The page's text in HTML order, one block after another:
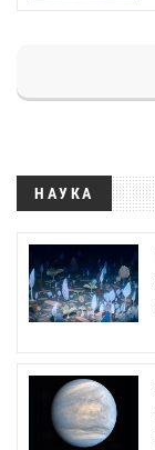
НАУКА